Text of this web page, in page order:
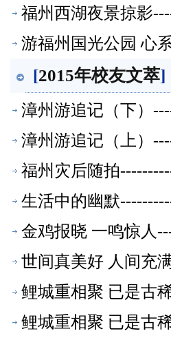
福州西湖夜景掠影
游福州国光公园 心
[2015年校友文萃]
漳州游追记（下）
漳州游追记（上）
福州灾后随拍
生活中的幽默
金鸡报晓 一鸣惊人
世间真美好 人间充
鲤城重相聚 已是古
鲤城重相聚 已是古